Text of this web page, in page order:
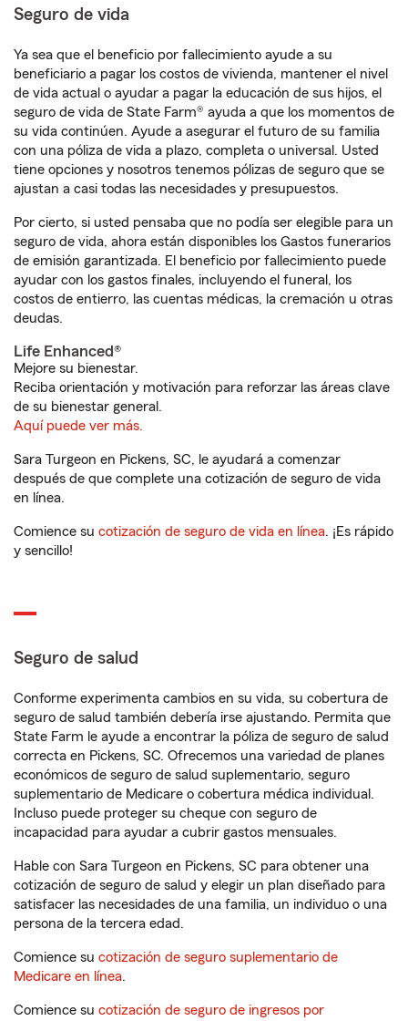
Seguro de vida
Ya sea que el beneficio por fallecimiento ayude a su
beneficiario a pagar los costos de vivienda, mantener el nivel
de vida actual o ayudar a pagar la educación de sus hijos, el
seguro de vida de State Farm® ayuda a que los momentos de
su vida continúen. Ayude a asegurar el futuro de su familia
con una póliza de vida a plazo, completa o universal. Usted
tiene opciones y nosotros tenemos pólizas de seguro que se
ajustan a casi todas las necesidades y presupuestos.
Por cierto, si usted pensaba que no podía ser elegible para un
seguro de vida, ahora están disponibles los Gastos funerarios
de emisión garantizada. El beneficio por fallecimiento puede
ayudar con los gastos finales, incluyendo el funeral, los
costos de entierro, las cuentas médicas, la cremación u otras
deudas.
Life Enhanced®
Mejore su bienestar.
Reciba orientación y motivación para reforzar las áreas clave
de su bienestar general.
Aquí puede ver más.
Sara Turgeon en Pickens, SC, le ayudará a comenzar
después de que complete una cotización de seguro de vida
en línea.
Comience su cotización de seguro de vida en línea. ¡Es rápido
y sencillo!
Seguro de salud
Conforme experimenta cambios en su vida, su cobertura de
seguro de salud también debería irse ajustando. Permita que
State Farm le ayude a encontrar la póliza de seguro de salud
correcta en Pickens, SC. Ofrecemos una variedad de planes
económicos de seguro de salud suplementario, seguro
suplementario de Medicare o cobertura médica individual.
Incluso puede proteger su cheque con seguro de
incapacidad para ayudar a cubrir gastos mensuales.
Hable con Sara Turgeon en Pickens, SC para obtener una
cotización de seguro de salud y elegir un plan diseñado para
satisfacer las necesidades de una familia, un individuo o una
persona de la tercera edad.
Comience su cotización de seguro suplementario de
Medicare en línea.
Comience su cotización de seguro de ingresos por